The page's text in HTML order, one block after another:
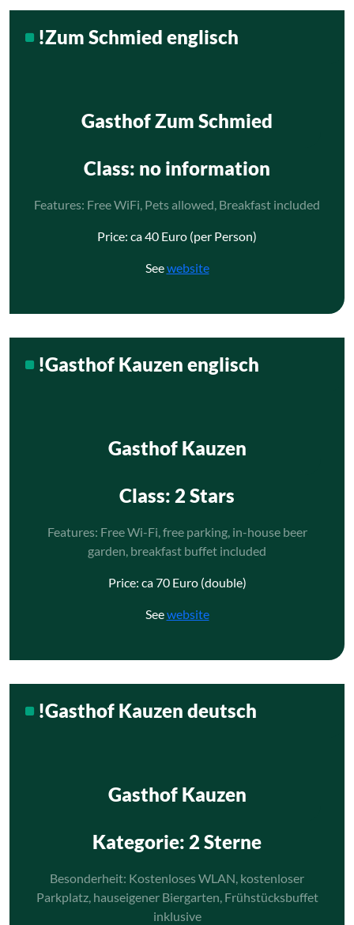
!Zum Schmied englisch
Gasthof Zum Schmied
Class: no information
Features: Free WiFi, Pets allowed, Breakfast included
Price: ca 40 Euro (per Person)
Seewebsite
!Gasthof Kauzen englisch
Gasthof Kauzen
Class: 2 Stars
Features: Free Wi-Fi, free parking, in-house beer
garden, breakfast buffet included
Price: ca 70 Euro (double)
Seewebsite
!Gasthof Kauzen deutsch
Gasthof Kauzen
Kategorie: 2 Sterne
Besonderheit: Kostenloses WLAN, kostenloser
Parkplatz, hauseigener Biergarten, Frühstücksbuffet
inklusive